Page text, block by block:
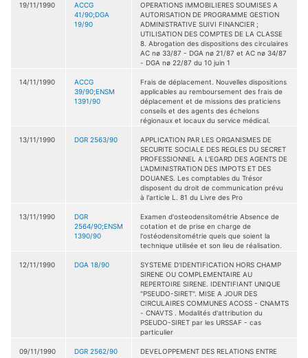
19/11/1990
ACCG
41/90;DGA
19/90
OPERATIONS IMMOBILIERES SOUMISES A
AUTORISATION DE PROGRAMME GESTION
ADMINISTRATIVE SUIVI FINANCIER ;
UTILISATION DES COMPTES DE LA CLASSE
8. Abrogation des dispositions des circulaires
AC nø 33/87 - DGA nø 21/87 et AC nø 34/87
- DGA nø 22/87 du 10 juin 1
14/11/1990
ACCG
39/90;ENSM
1391/90
Frais de déplacement. Nouvelles dispositions
applicables au remboursement des frais de
déplacement et de missions des praticiens
conseils et des agents des échelons
régionaux et locaux du service médical.
13/11/1990 DGR 2563/90
APPLICATION PAR LES ORGANISMES DE
SECURITE SOCIALE DES REGLES DU SECRET
PROFESSIONNEL A L'EGARD DES AGENTS DE
L'ADMINISTRATION DES IMPOTS ET DES
DOUANES. Les comptables du Trésor
disposent du droit de communication prévu
à l'article L. 81 du Livre des Pro
13/11/1990
DGR
2564/90;ENSM
1390/90
Examen d'osteodensitométrie Absence de
cotation et de prise en charge de
l'ostéodensitométrie quels que soient la
technique utilisée et son lieu de réalisation.
12/11/1990 DGA 18/90
SYSTEME D'IDENTIFICATION HORS CHAMP
SIRENE OU COMPLEMENTAIRE AU
REPERTOIRE SIRENE. IDENTIFIANT UNIQUE
"PSEUDO-SIRET". MISE A JOUR DES
CIRCULAIRES COMMUNES ACOSS - CNAMTS
- CNAVTS . Modalités d'attribution du
PSEUDO-SIRET par les URSSAF - cas
particulier
09/11/1990 DGR 2562/90
DEVELOPPEMENT DES RELATIONS ENTRE